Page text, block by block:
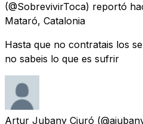
(@SobrevivirToca) reportó
Mataró, Catalonia
Hasta que no contratais los
no sabeis lo que es sufrir
Artur Jubany Ciuró